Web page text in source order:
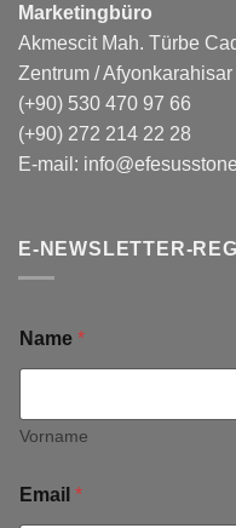
Marketingbüro
Akmescit Mah. Türbe
Zentrum /
(+90) 530 470 97 66
(+90) 272 214 22 28
E-mail:
E-NEWSLETTER-
Name *
Vorname
Email *